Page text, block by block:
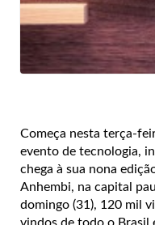
Começa nesta terça-
evento de tecnologia,
chega à sua nona
Anhembi, na capital
domingo (31), 120 mil
vindos de todo o Brasil